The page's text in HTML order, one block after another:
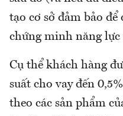
tạo cơ sở đảm bảo
chứng minh năng
Cụ thể khách hàng
suất cho vay đến
theo các sản phẩm